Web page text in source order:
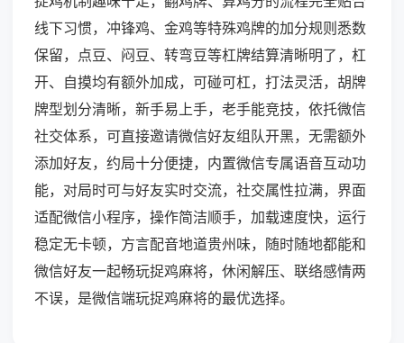
线下习惯，冲锋鸡、金鸡等特殊鸡牌的加分规则悉数
保留，点豆、闷豆、转弯豆等杠牌结算清晰明了，杠
开、自摸均有额外加成，可碰可杠，打法灵活，胡牌
牌型划分清晰，新手易上手，老手能竞技，依托微信
社交体系，可直接邀请微信好友组队开黑，无需额外
添加好友，约局十分便捷，内置微信专属语音互动功
能，对局时可与好友实时交流，社交属性拉满，界面
适配微信小程序，操作简洁顺手，加载速度快，运行
稳定无卡顿，方言配音地道贵州味，随时随地都能和
微信好友一起畅玩捉鸡麻将，休闲解压、联络感情两
不误，是微信端玩捉鸡麻将的最优选择。